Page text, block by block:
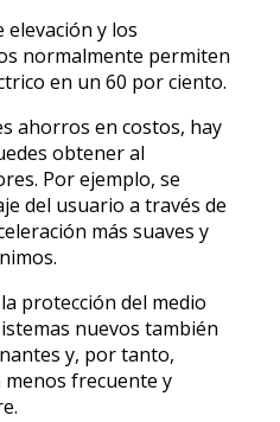
elevación y los
normalmente permiten
en un 60 por ciento.
ahorros en costos, hay
obtener al
Por ejemplo, se
del usuario a través de
más suaves y
protección del medio
nuevos también
y, por tanto,
frecuente y